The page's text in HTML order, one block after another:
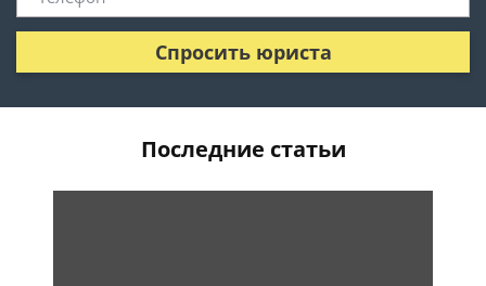
Спросить юриста
Последние статьи